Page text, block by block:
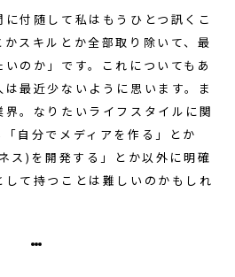
付随して私はもうひとつ訊くこ
スキルとか全部取り除いて、最
のか」です。これについてもあ
最近少ないように思います。ま
。なりたいライフスタイルに関
自分でメディアを作る」とか
ス)を開発する」とか以外に明確
て持つことは難しいのかもしれ